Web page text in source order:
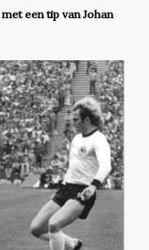
een tip van Johan